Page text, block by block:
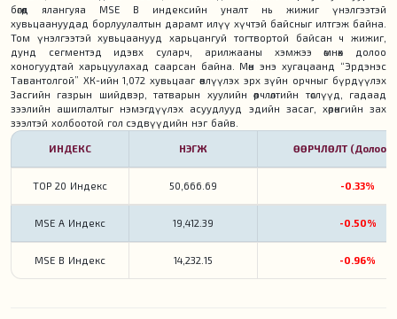
бөгөөд ялангуяа MSE B индексийн уналт нь жижиг үнэлгээтэй
хувьцаануудад борлуулалтын дарамт илүү хүчтэй байсныг илтгэж байна.
Том үнэлгээтэй хувьцаанууд харьцангуй тогтвортой байсан ч жижиг,
дунд сегментэд идэвх суларч, арилжааны хэмжээ өмнөх долоо
хоногуудтай харьцуулахад саарсан байна. Мөн энэ хугацаанд “Эрдэнэс
Тавантолгой” ХК-ийн 1,072 хувьцааг өвлүүлэх эрх зүйн орчныг бүрдүүлэх
Засгийн газрын шийдвэр, татварын хуулийн өөрчлөлтийн төслүүд, гадаад
зээлийн ашиглалтыг нэмэгдүүлэх асуудлууд эдийн засаг, хөрөнгийн зах
зээлтэй холбоотой гол сэдвүүдийн нэг байв.
ИНДЕКС НЭГЖ ӨӨРЧЛӨЛТ (Долоо
TOP 20 Индекс 50,666.69 -0.33%
MSE A Индекс 19,412.39 -0.50%
MSE B Индекс 14,232.15 -0.96%